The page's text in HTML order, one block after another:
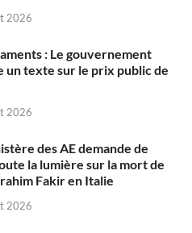
2026
: Le gouvernement
un texte sur le prix public de
2026
des AE demande de
la lumière sur la mort de
Fakir en Italie
2026